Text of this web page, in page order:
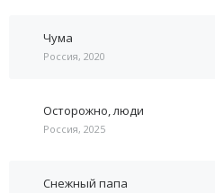
Чума
Россия, 2020
Осторожно, люди
Россия, 2025
Снежный папа